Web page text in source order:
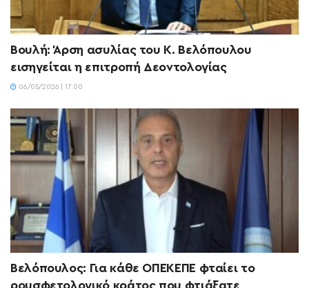
Βουλή: Άρση ασυλίας του Κ. Βελόπουλου
εισηγείται η επιτροπή Δεοντολογίας
06/05/2026 | 17:00
Βελόπουλος: Για κάθε ΟΠΕΚΕΠΕ φταίει το
ρουσφετολογικό κράτος που φτιάξατε